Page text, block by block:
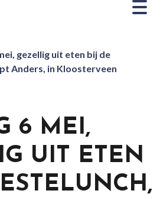
gezellig uit eten bij de
Anders, in Kloosterveen
6 MEI,
UIT ETEN